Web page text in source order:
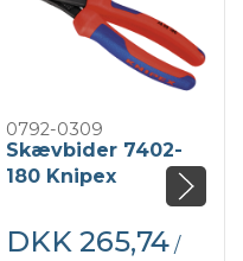
0792-0309
Skævbider 7402-
180 Knipex
DKK 265,74 /